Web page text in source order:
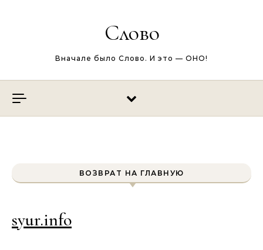
Слово
Вначале было Слово. И это — ОНО!
ВОЗВРАТ НА ГЛАВНУЮ
syur.info